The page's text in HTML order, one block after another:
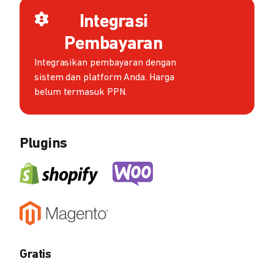
Integrasi
Pembayaran
Integrasikan pembayaran dengan
sistem dan platform Anda. Harga
belum termasuk PPN.
Plugins
Gratis